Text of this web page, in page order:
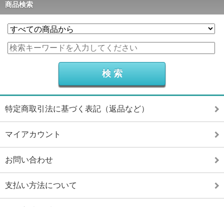
商品検索
特定商取引法に基づく表記（返品など）
マイアカウント
お問い合わせ
支払い方法について